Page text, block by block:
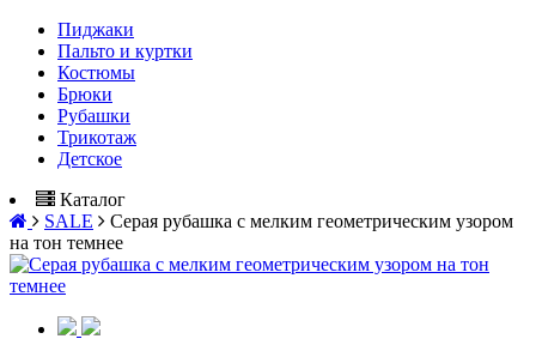
Пиджаки
Пальто и куртки
Костюмы
Брюки
Рубашки
Трикотаж
Детское
Каталог
SALE
Серая рубашка с мелким геометрическим узором
на тон темнее